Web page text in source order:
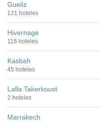
Gueliz
121 hoteles
Hivernage
116 hoteles
Kasbah
45 hoteles
Lalla Takerkoust
2 hoteles
Marrakech